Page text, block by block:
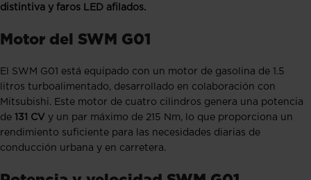
distintiva y faros LED afilados.
Motor del SWM G01
El SWM G01 está equipado con un motor de gasolina de 1.5
litros turboalimentado, desarrollado en colaboración con
Mitsubishi. Este motor de cuatro cilindros genera una potencia
de 131 CV y un par máximo de 215 Nm, lo que proporciona un
rendimiento suficiente para las necesidades diarias de
conducción urbana y en carretera.